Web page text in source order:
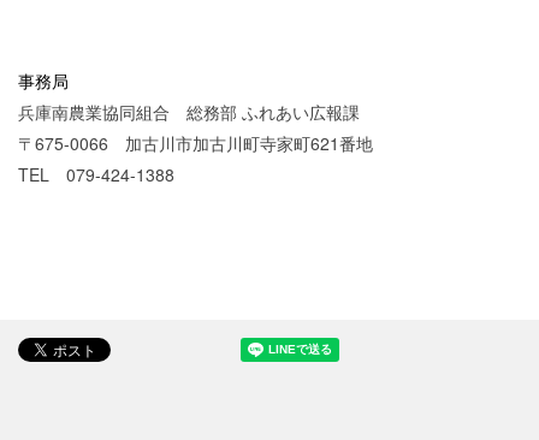
事務局
兵庫南農業協同組合 総務部 ふれあい広報課
〒675-0066 加古川市加古川町寺家町621番地
TEL 079-424-1388